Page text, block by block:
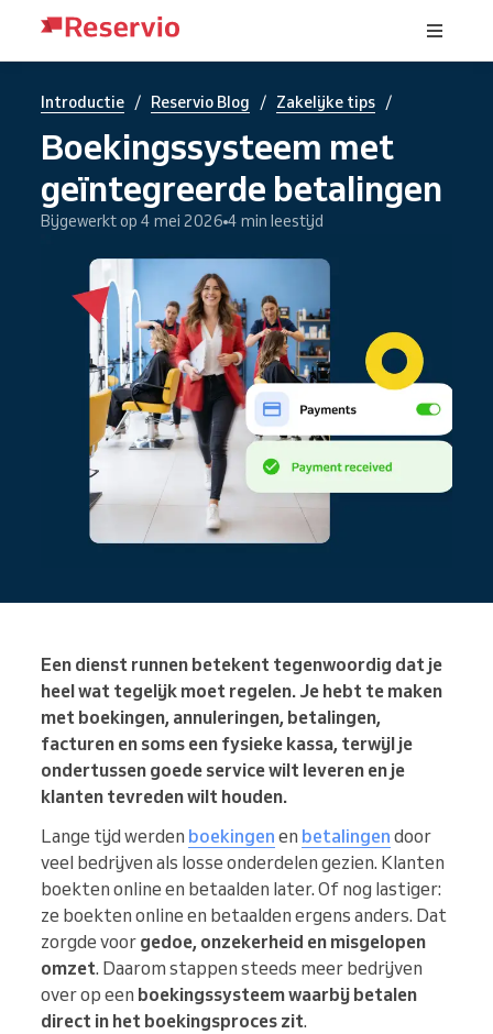
Introductie / Reservio Blog / Zakelijke tips /
Boekingssysteem met
geïntegreerde betalingen
Bijgewerkt op 4 mei 2026 4 min leestijd
Een dienst runnen betekent tegenwoordig dat je
heel wat tegelijk moet regelen. Je hebt te maken
met boekingen, annuleringen, betalingen,
facturen en soms een fysieke kassa, terwijl je
ondertussen goede service wilt leveren en je
klanten tevreden wilt houden.
Lange tijd werden boekingen en betalingen door
veel bedrijven als losse onderdelen gezien. Klanten
boekten online en betaalden later. Of nog lastiger:
ze boekten online en betaalden ergens anders. Dat
zorgde voor gedoe, onzekerheid en misgelopen
omzet. Daarom stappen steeds meer bedrijven
over op een boekingssysteem waarbij betalen
direct in het boekingsproces zit.